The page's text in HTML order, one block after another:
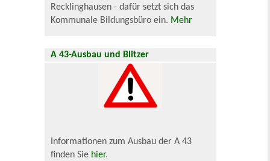
Recklinghausen - dafür setzt sich das
Kommunale Bildungsbüro ein. Mehr
A 43-Ausbau und Blitzer
Informationen zum Ausbau der A 43
finden Sie hier.